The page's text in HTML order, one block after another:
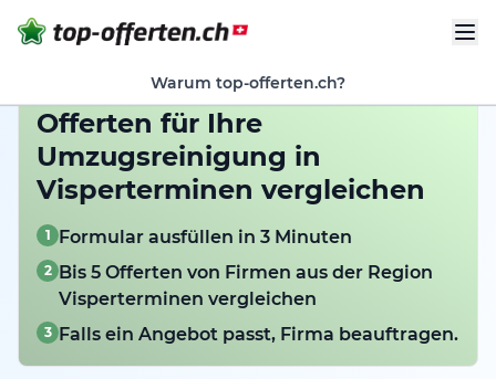
Warum top-offerten.ch?
Offerten für Ihre
Umzugsreinigung in
Visperterminen vergleichen
1 Formular ausfüllen in 3 Minuten
2 Bis 5 Offerten von Firmen aus der Region
Visperterminen vergleichen
3 Falls ein Angebot passt, Firma beauftragen.